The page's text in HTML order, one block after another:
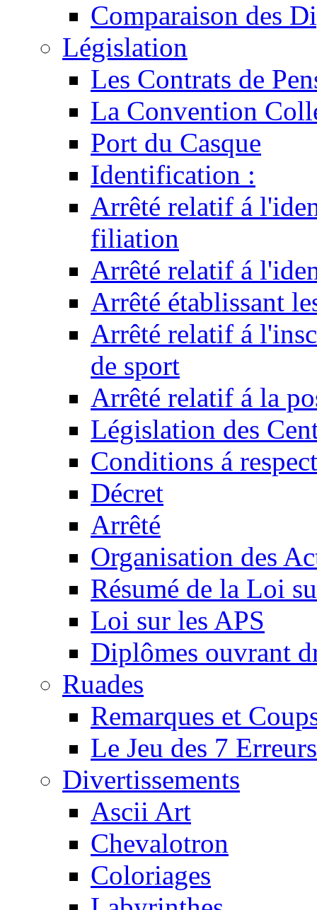
Comparaison des
Législation
Les Contrats de
La Convention
Port du Casque
Identification :
Arrêté relatif á
filiation
Arrêté relatif á
Arrêté établissant
Arrêté relatif á
de sport
Arrêté relatif á la
Législation des
Conditions á
Décret
Arrêté
Organisation des
Résumé de la Loi
Loi sur les APS
Diplômes ouvrant
Ruades
Remarques et
Le Jeu des 7 Erreurs
Divertissements
Ascii Art
Chevalotron
Coloriages